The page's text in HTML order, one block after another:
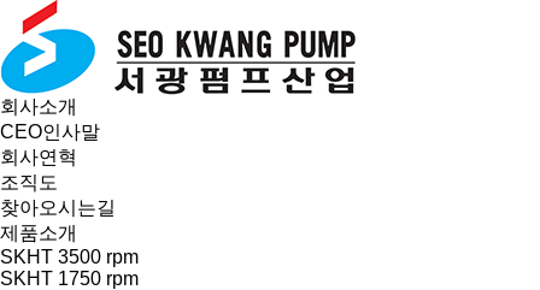
회사소개
CEO인사말
회사연혁
조직도
찾아오시는길
제품소개
SKHT 3500 rpm
SKHT 1750 rpm